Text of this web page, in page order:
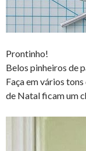
Prontinho!
Belos pinheiros de
Faça em vários
de Natal ficam um